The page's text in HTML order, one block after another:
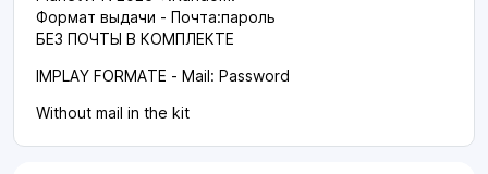
Формат выдачи - Почта:пароль
БЕЗ ПОЧТЫ В КОМПЛЕКТЕ
IMPLAY FORMATE - Mail: Password
Without mail in the kit